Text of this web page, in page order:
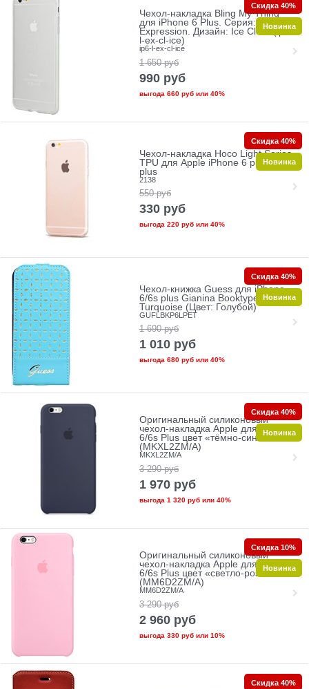
Чехол-накладка Bling My Thing
для iPhone 6 Plus. Серия:
Expression. Дизайн: Ice Clear (ip6-
l-ex-cl-ice)
ip6-l-ex-cl-ice
1 650 руб
990 руб
выгода 660 рубили 40%
Скидка 40%
Новинка
Чехол-накладка Hoco Light Series
TPU для Apple iPhone 6 plus /6s
plus
2138
550 руб
330 руб
выгода 220 рубили 40%
Скидка 40%
Новинка
Чехол-книжка Guess для iPhone
6/6s plus Gianina Booktype
Turquoise (Цвет: Голубой)
GUFLBKP6LPET
1 690 руб
1 010 руб
выгода 680 рубили 40%
Скидка 40%
Новинка
Оригинальный силиконовый
чехол-накладка Apple для iPhone
6/6s Plus цвет «тёмно-синий»
(MKXL2ZM/A)
MKXL2ZM/A
3 290 руб
1 970 руб
выгода 1 320 рубили 40%
Скидка 40%
Новинка
Оригинальный силиконовый
чехол-накладка Apple для iPhone
6/6s Plus цвет «светло-розовый»
(MM6D2ZM/A)
MM6D2ZM/A
3 290 руб
2 960 руб
выгода 330 рубили 10%
Скидка 10%
Новинка
Скидка 40%